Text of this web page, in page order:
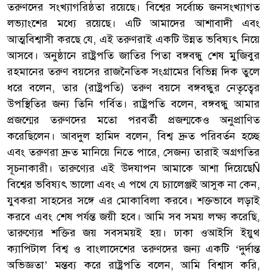
তরুণদের সংখ্যাগরিষ্ঠতা রয়েছে। বিশ্বের সর্বোচ্চ জনসংখ্যাগত
লভ্যাংশের মধ্যে রয়েছে। এটি আমাদের আশাবাদী এবং
আত্মবিশ্বাসী করছে যে, এই তরুণরাই একটি উন্নত ভবিষ্যৎ নিয়ে
আসবে। অনুষ্ঠানে রাষ্ট্রপতি জাতির পিতা বঙ্গবন্ধু শেষ মুজিবুর
রহমানের তরুণ বয়সের রাজনৈতিক সংগ্রামের বিভিন্ন দিক তুলে
ধরে বলেন, তার (রাষ্ট্রপতি) তরুণ বয়সে বঙ্গবন্ধুর নেতৃত্বের
উপস্থিতির জন্য তিনি গর্বিত। রাষ্ট্রপতি বলেন, বঙ্গবন্ধু আমার
প্রজন্মের তরুণদের মতো পরবর্তী প্রজন্মকেও অনুপ্রাণিত
করেছিলেন। আবদুল হামিদ বলেন, বিশ্ব দ্রুত পরিবর্তন হচ্ছে
এবং তরুণরা দ্রুত মানিয়ে নিতে পারে, সেজন্য তারাই অগ্রগতির
সূচনাকারী। তারুণ্যের এই উদযাপন আমাকে আশা দিয়েছেÑ
বিশ্বের ভবিষ্যৎ ভালো এবং এ পথে যে চ্যালেঞ্জই আসুক না কেন,
যুবকরা সাহসের সঙ্গে এর মোকাবিলা করবে। শক্তভাবে লড়াই
করবে এবং শেষ পর্যন্ত জয়ী হবে। আমি সব সময় লক্ষ্য করেছি,
তারুণ্যের শক্তির জয় সবসময়ই হয়। ঢাকা ওআইসি ইয়ুথ
ক্যাপিটাল বিশ্ব ও বাংলাদেশের তরুণদের জন্য একটি ‘দুর্দান্ত
অভিজ্ঞতা’ মন্তব্য করে রাষ্ট্রপতি বলেন, আমি বিশ্বাস করি,